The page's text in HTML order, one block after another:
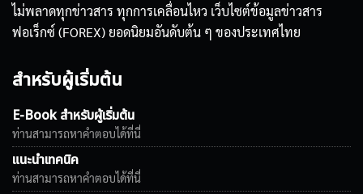
ไม่พลาดทุกข่าวสาร ทุกการเคลื่อนไหว เว็บไซต์ข้อมูลข่าวสาร
ฟอเร็กซ์ (FOREX) ยอดนิยมอันดับต้น ๆ ของประเทศไทย
สำหรับผู้เริ่มต้น
E-Book สำหรับผู้เริ่มต้น
ท่านสามารถหาคำตอบได้ที่นี่
แนะนำเทคนิค
ท่านสามารถหาคำตอบได้ที่นี่